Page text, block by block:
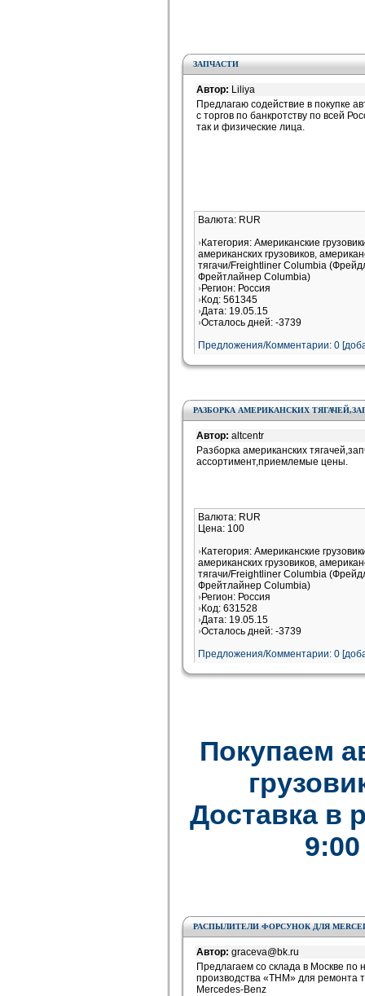
ЗАПЧАСТИ
Автор: Liliya
Предлагаю содействие в покупке
с торгов по банкротству по всей
так и физические лица.
Валюта: RUR
Категория: Американские
американских грузовиков,
тягачи/Freightliner Columbia
Фрейтлайнер Columbia)
Регион: Россия
Код: 561345
Дата: 19.05.15
Осталось дней: -3739
Предложения/Комментарии: 0
РАЗБОРКА АМЕРИКАНСКИХ
Автор: altcentr
Разборка американских
ассортимент,приемлемые цены.
Валюта: RUR
Цена: 100
Категория: Американские
американских грузовиков,
тягачи/Freightliner Columbia
Фрейтлайнер Columbia)
Регион: Россия
Код: 631528
Дата: 19.05.15
Осталось дней: -3739
Предложения/Комментарии: 0
Покупаем
Доставка в
РАСПЫЛИТЕЛИ ФОРСУНОК ДЛЯ
Автор: graceva@bk.ru
Предлагаем со склада в Москве
производства «ТНМ» для ремонта
Mercedes-Benz